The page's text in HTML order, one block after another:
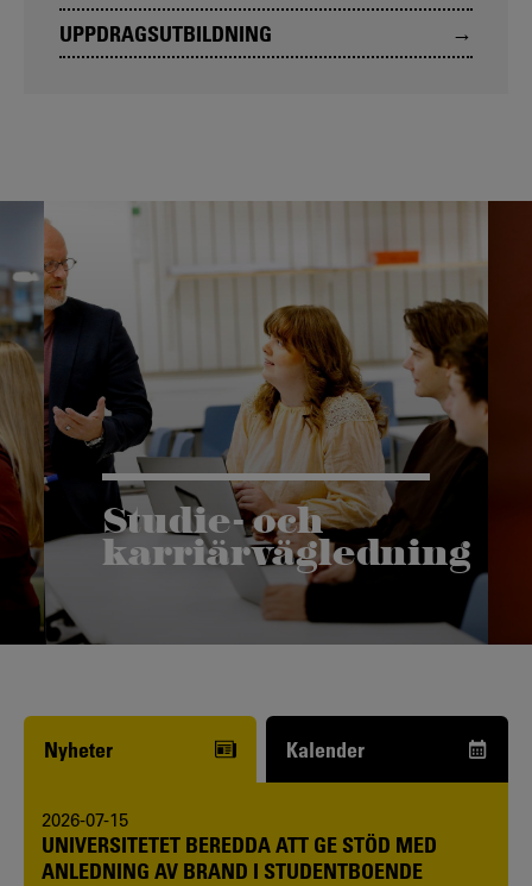
UPPDRAGSUTBILDNING
Studie- och
karriärvägledning
Funderar du på att börja studera? Våra
studie- och karriärvägledare kan hjälpa
Nyheter Kalender
2026-07-15
UNIVERSITETET BEREDDA ATT GE STÖD MED
ANLEDNING AV BRAND I STUDENTBOENDE